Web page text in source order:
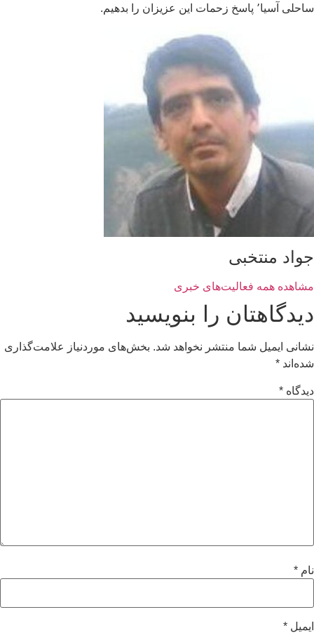
ساحلی آسیا٬ پاسخ زحمات این عزیزان را بدهیم.
جواد منتخبی
مشاهده همه فعالیت‌های خبری
دیدگاهتان را بنویسید
نشانی ایمیل شما منتشر نخواهد شد. بخش‌های موردنیاز علامت‌گذاری
شده‌اند *
دیدگاه *
نام *
ایمیل *